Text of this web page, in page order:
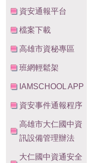
資安通報平台
檔案下載
高雄市資秘專區
班網輕鬆架
IAMSCHOOL APP
資安事件通報程序
高雄市大仁國中資
訊設備管理辦法
大仁國中資通安全